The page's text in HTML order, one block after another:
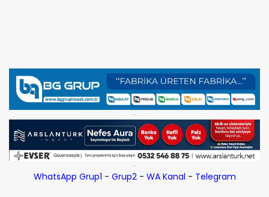
WhatsApp Grup1 - Grup2- WA Kanal - Telegram